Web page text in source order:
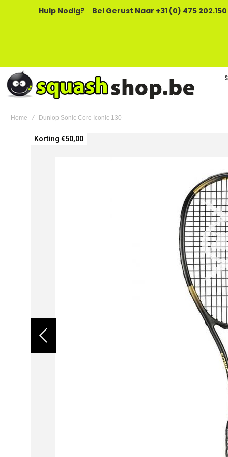
Hulp Nodig? Bel Gerust Naar +31 (0) 475
Home Dunlop Sonic Core Iconic 130
Ga
Korting €50,00